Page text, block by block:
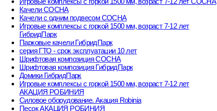
Качели СОСНА
Качели с одним подвесом СОСНА
Игровые комплексы с горкой 1500 мм, возраст 7-12 лет
ГибридПарк
Парковые качели ГибридПарк
серия ГТО - срок эксплуатации 10 лет
Шрифтовая композиция СОСНА
Шрифтовая композиция ГибридПарк
Домики ГибридПарк
Игровые комплексы с горкой 1500 мм, возраст 7-12 лет
АКАЦИЯ РОБИНИЯ
Силовое оборудование. Акация Robinia
Песок АКАЦИЯ РОБИНИЯ